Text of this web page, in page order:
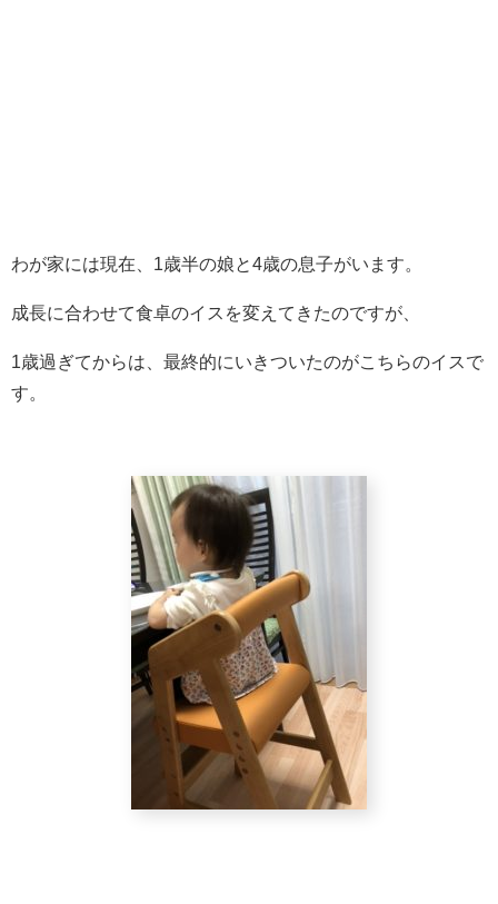
わが家には現在、1歳半の娘と4歳の息子がいます。
成長に合わせて食卓のイスを変えてきたのですが、
1歳過ぎてからは、最終的にいきついたのがこちらのイスで
す。